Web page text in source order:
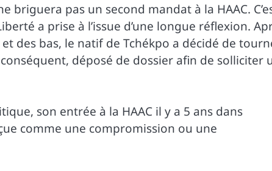
briguera pas un second mandat à la HAAC.
a prise à l’issue d’une longue réflexion.
des bas, le natif de Tchékpo a décidé de
déposé de dossier afin de solliciter
son entrée à la HAAC il y a 5 ans dans
comme une compromission ou une